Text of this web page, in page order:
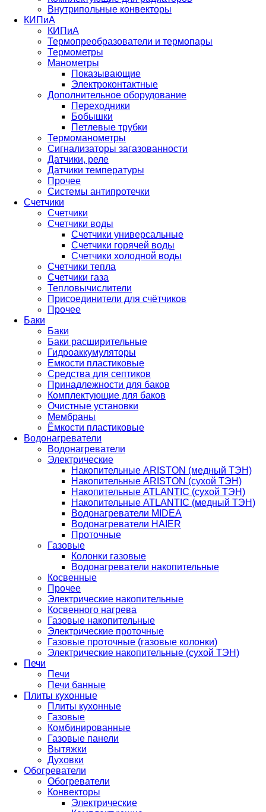
Внутрипольные конвекторы
КИПиА
КИПиА
Термопреобразователи и термопары
Термометры
Манометры
Показывающие
Электроконтактные
Дополнительное оборудование
Переходники
Бобышки
Петлевые трубки
Термоманометры
Сигнализаторы загазованности
Датчики, реле
Датчики температуры
Прочее
Системы антипротечки
Счетчики
Счетчики
Счетчики воды
Счетчики универсальные
Счетчики горячей воды
Счетчики холодной воды
Счетчики тепла
Счетчики газа
Тепловычислители
Присоединители для счётчиков
Прочее
Баки
Баки
Баки расширительные
Гидроаккумуляторы
Емкости пластиковые
Средства для септиков
Принадлежности для баков
Комплектующие для баков
Очистные установки
Мембраны
Ёмкости пластиковые
Водонагреватели
Водонагреватели
Электрические
Накопительные ARISTON (медный ТЭН)
Накопительные ARISTON (сухой ТЭН)
Накопительные ATLANTIC (сухой ТЭН)
Накопительные ATLANTIC (медный ТЭН)
Водонагреватели MIDEA
Водонагреватели HAIER
Проточные
Газовые
Колонки газовые
Водонагреватели накопительные
Косвенные
Прочее
Электрические накопительные
Косвенного нагрева
Газовые накопительные
Электрические проточные
Газовые проточные (газовые колонки)
Электрические накопительные (сухой ТЭН)
Печи
Печи
Печи банные
Плиты кухонные
Плиты кухонные
Газовые
Комбинированные
Газовые панели
Вытяжки
Духовки
Обогреватели
Обогреватели
Конвекторы
Электрические